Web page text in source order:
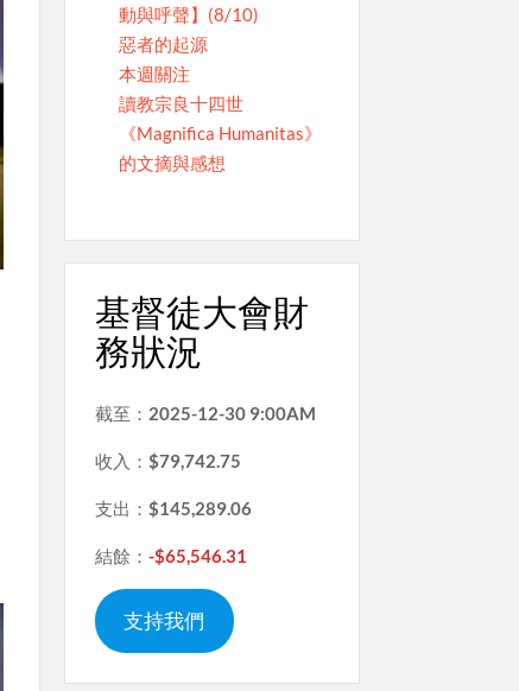
動與呼聲】(8/10)
惡者的起源
本週關注
讀教宗良十四世
《Magnifica Humanitas》
的文摘與感想
基督徒大會財
務狀況
截至： 2025-12-30 9:00AM
收入： $79,742.75
支出： $145,289.06
結餘： -$65,546.31
支持我們